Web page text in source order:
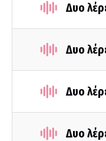
Δυο
Δυο
Δυο
Δυο